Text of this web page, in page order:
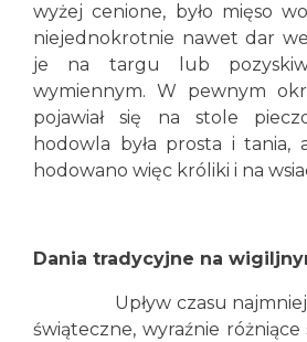
wyżej cenione, było mięso
niejednokrotnie nawet dar
je na targu lub
wymiennym. W pewnym
pojawiał się na stole
hodowla była prosta i tania,
hodowano więc króliki i na
Dania tradycyjne na
Upływ czasu najmniej
świąteczne, wyraźnie różniące